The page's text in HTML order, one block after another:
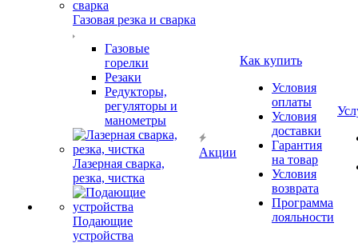
Газовая резка и сварка
Газовые
горелки
Резаки
Редукторы,
регуляторы и
манометры
Лазерная сварка,
резка, чистка
Подающие
устройства
Акции
Как купить
Условия
оплаты
Условия
доставки
Гарантия
на товар
Условия
возврата
Программа
лояльности